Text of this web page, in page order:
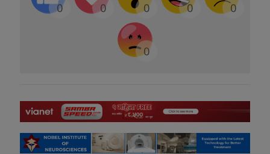
0 0 0 0 0
0